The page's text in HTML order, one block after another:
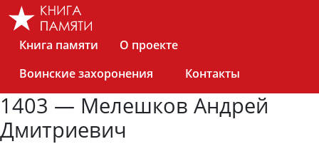
Skip
Книга памяти
О проекте
Воинские захоронения
Контакты
1403 — Мелешков Андрей
Дмитриевич